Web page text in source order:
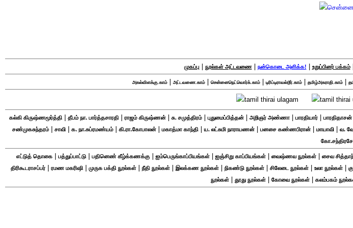
முகப்பு| நூல்கள் அட்டவணை| நன்கொடை அளிக்க! உறுப்பினர் பக்கம்|
அகல்விளக்கு.காம்| அட்டவணை.காம்| சென்னைநெட்வொர்க்.காம்| டிரிப்டிராவல்டூர்.காம்| தமிழ்அகராதி.காம்|
கல்கி கிருஷ்ணமூர்த்தி தீபம் நா. பார்த்தசாரதி ராஜம் கிருஷ்ணன்| சு. சமுத்திரம் புதுமைப்பித்தன்| அறிஞர் அண்ணா பாரதியார் பாரதிதாசன்
சண்முகசுந்தரம்| சாவி| க. நா.சுப்ரமண்யம்| கி.ரா.கோபாலன்| மகாத்மா காந்தி| ய. லட்சுமி நாராயணன்| பனசை கண்ணபிரான்| மாயாவி| வ.
எட்டுத் தொகை பத்துப்பாட்டு பதினெண் கீழ்க்கணக்கு ஐம்பெருங்காப்பியங்கள் ஐஞ்சிறு காப்பியங்கள் வைஷ்ணவ நூல்கள் சைவ
திரிகூடராசப்பர் ரமண மகரிஷி முருக பக்தி நூல்கள் நீதி நூல்கள் இலக்கண நூல்கள் நிகண்டு நூல்கள் சிலேடை நூல்கள் உலா நூல்கள்
நூல்கள்| தூது நூல்கள்| கோவை நூல்கள்| கலம்பகம்